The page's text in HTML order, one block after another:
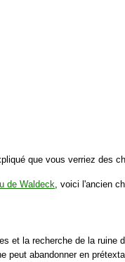
que vous verriez des
de Waldeck , voici l'ancien
et la recherche de la ruine
peut abandonner en